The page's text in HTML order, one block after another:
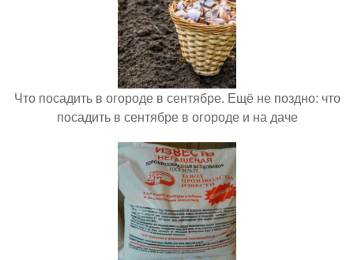
Что посадить в огороде в сентябре. Ещё не поздно: что
посадить в сентябре в огороде и на даче